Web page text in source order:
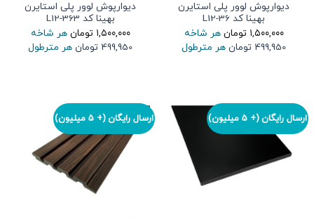
دیوارپوش لوور پلی استایرن
بهینا کد L12-36
۱,۵۰۰,۰۰۰ تومان هر شاخه
499,950 تومان
هر مترطول
دیوارپوش لوور پلی استایرن
بهینا کد L12-363
۱,۵۰۰,۰۰۰ تومان هر شاخه
499,950 تومان
هر مترطول
ارسال رایگان (+ 5 میلیون) ارسال رایگان (+ 5 میلیون)